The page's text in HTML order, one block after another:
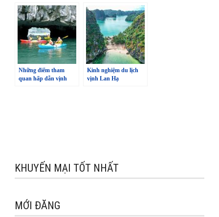
Những điểm tham
quan hấp dẫn vịnh
Kinh nghiệm du lịch
vịnh Lan Hạ
KHUYẾN MẠI TỐT NHẤT
MỚI ĐĂNG